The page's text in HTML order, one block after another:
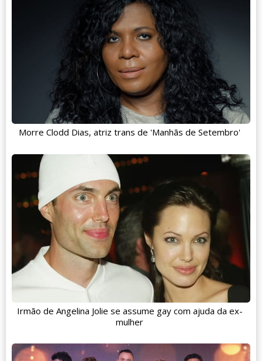
Morre Clodd Dias, atriz trans de 'Manhãs de Setembro'
Irmão de Angelina Jolie se assume gay com ajuda da ex-
mulher